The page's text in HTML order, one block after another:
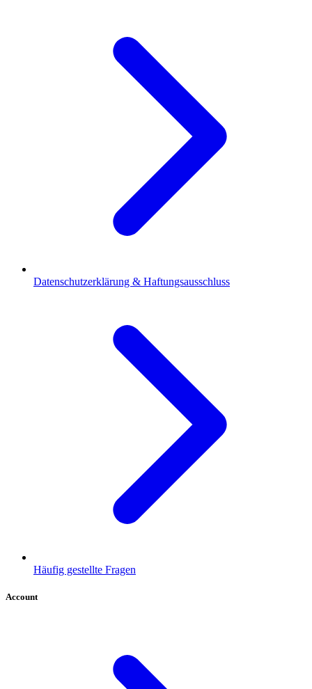
Datenschutzerklärung & Haftungsausschluss
Häufig gestellte Fragen
Account